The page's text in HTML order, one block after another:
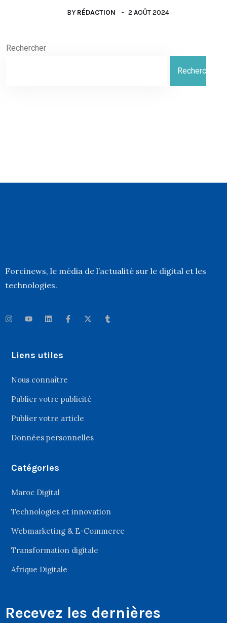
BY RÉDACTION 2 AOÛT 2024
Rechercher
Rechercher
Forcinews, le média de l’actualité sur le digital et les
technologies.
Liens utiles
Nous connaître
Publier votre publicité
Publier votre article
Données personnelles
Catégories
Maroc Digital
Technologies et innovation
Webmarketing & E-Commerce
Transformation digitale
Afrique Digitale
Recevez les dernières